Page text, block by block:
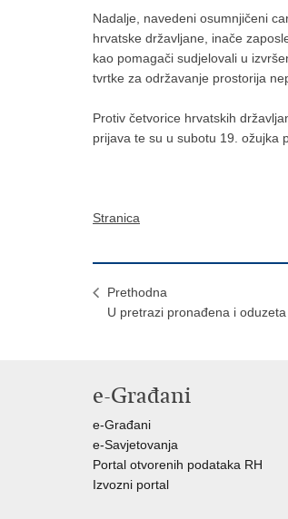
Nadalje, navedeni osumnjičeni
hrvatske državljane, inače
kao pomagači sudjelovali u
tvrtke za održavanje prostorija
Protiv četvorice hrvatskih
prijava te su u subotu 19. ožujka
Stranica
Prethodna
U pretrazi pronađena i
e-Građani
e-Građani
e-Savjetovanja
Portal otvorenih podataka RH
Izvozni portal